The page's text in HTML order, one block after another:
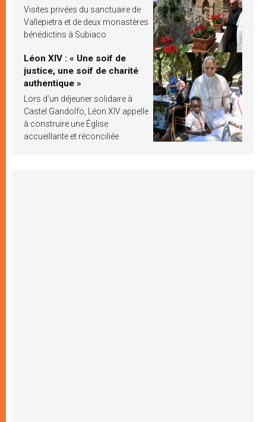
Visites privées du sanctuaire de
Vallepietra et de deux monastères
bénédictins à Subiaco
Léon XIV : « Une soif de
justice, une soif de charité
authentique »
Lors d’un déjeuner solidaire à
Castel Gandolfo, Léon XIV appelle
à construire une Église
accueillante et réconciliée